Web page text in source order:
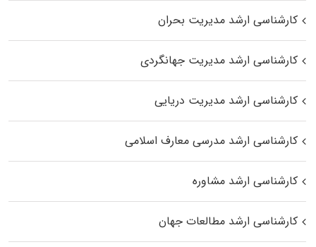
کارشناسی ارشد مدیریت بحران
کارشناسی ارشد مدیریت جهانگردی
کارشناسی ارشد مدیریت دریایی
کارشناسی ارشد مدرسی معارف اسلامی
کارشناسی ارشد مشاوره
کارشناسی ارشد مطالعات جهان